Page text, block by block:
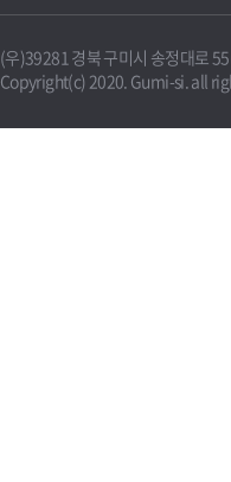
(우)39281 경북 구미시 송정대로
Copyright(c) 2020. Gumi-si. all